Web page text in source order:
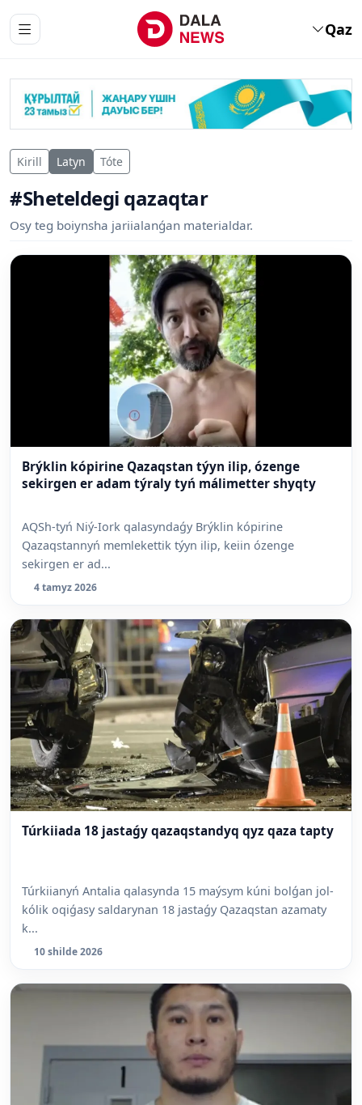
Qaz
Kirill Latyn Tóte
#Sheteldegi qazaqtar
Osy teg boiynsha jariialanǵan materialdar.
Brýklin kópirine Qazaqstan týyn ilip, ózenge
sekirgen er adam týraly tyń málimetter shyqty
AQSh-tyń Niý-Iork qalasyndaǵy Brýklin kópirine
Qazaqstannyń memlekettik týyn ilip, keiin ózenge
sekirgen er ad...
4 tamyz 2026
Túrkiiada 18 jastaǵy qazaqstandyq qyz qaza tapty
Túrkiianyń Antalia qalasynda 15 maýsym kúni bolǵan jol-
kólik oqiǵasy saldarynan 18 jastaǵy Qazaqstan azamaty
k...
10 shilde 2026